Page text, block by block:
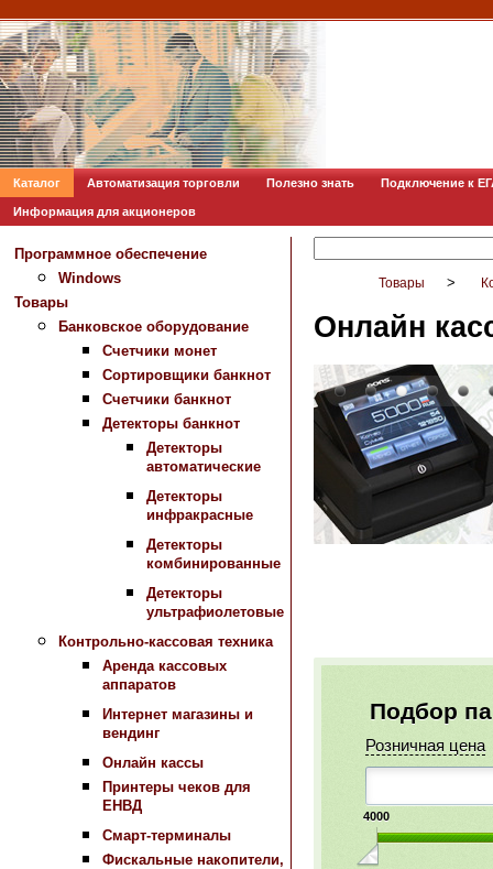
Каталог Автоматизация торговли Полезно знать Подключение к
Информация для акционеров
Программное обеспечение
Windows
Товары
Банковское оборудование
Счетчики монет
Сортировщики банкнот
Счетчики банкнот
Детекторы банкнот
Детекторы
автоматические
Детекторы
инфракрасные
Детекторы
комбинированные
Детекторы
ультрафиолетовые
Контрольно-кассовая техника
Аренда кассовых
аппаратов
Интернет магазины и
вендинг
Онлайн кассы
Принтеры чеков для
ЕНВД
Смарт-терминалы
Фискальные накопители,
Товары >
Онлайн
Подбор
Розничная цена
4000